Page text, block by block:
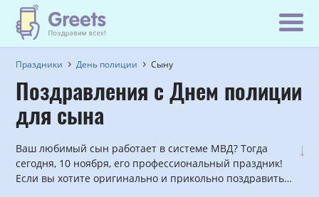
Праздники День полиции Сыну
Поздравления с Днем полиции
для сына
↓
Ваш любимый сын работает в системе МВД? Тогда
сегодня, 10 ноября, его профессиональный праздник!
Если вы хотите оригинально и прикольно поздравить с